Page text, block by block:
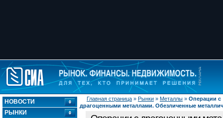
Главная страница » Рынки » Металлы » Операции с
драгоценными металлами. Обезличенные
НОВОСТИ
РЫНКИ